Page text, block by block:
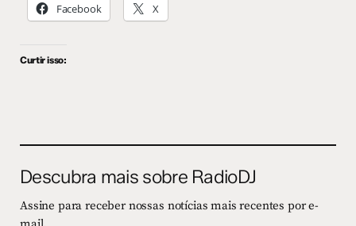
Facebook X
Curtir isso:
Descubra mais sobre RadioDJ
Assine para receber nossas notícias mais recentes por e-